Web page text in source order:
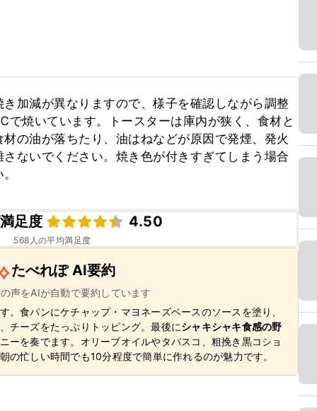
加減が異なりますので、様子を確認しながら調整
焼いています。トースターは庫内が狭く、食材と
の油が落ちたり、油はねなどが原因で発煙、発火
ないでください。焼き色が付きすぎてしまう場合
足度 4.50
568 人の平均満足度
たべれぽ AI要約
声をAIが自動で要約しています
。食パンにケチャップ・マヨネーズベースのソースを塗り、
チーズをたっぷりトッピング。最後にシャキシャキ食感の野
ーを奏でます。オリーブオイルやタバスコ、粗挽き黒コショ
の忙しい時間でも10分程度で簡単に作れるのが魅力です。